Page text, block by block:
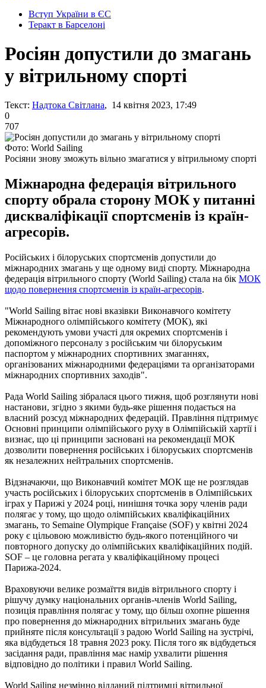
Вступ України в ЄС
Теракт в Барселоні
Росіян допустили до змагань
у вітрильному спорті
Текст: Надтока Світлана, 14 квітня 2023, 17:49
0
707
Фото: World Sailing
Росіяни знову зможуть вільно змагатися у вітрильному спорті
Міжнародна федерація вітрильного
спорту обрала сторону МОК у питанні
дискваліфікації спортсменів із країн-
агресорів.
Російських і білоруських спортсменів допустили до
міжнародних змагань у ще одному виді спорту. Міжнародна
федерація вітрильного спорту (World Sailing) стала на бік МОК
щодо повернення спортсменів із країн-агресорів.
"World Sailing вітає нові вказівки Виконавчого комітету
Міжнародного олімпійського комітету (МОК), які
рекомендують умови участі для окремих спортсменів і
допоміжного персоналу з російським чи білоруським
паспортом у міжнародних спортивних змаганнях,
організованих міжнародними федераціями та організаторами
міжнародних спортивних заходів".
Рада World Sailing зібралася цього тижня, щоб розглянути нові
настанови, згідно з якими будь-яке рішення подається на
власний розсуд міжнародних федерацій. Правління підтримує
Основні принципи олімпійського руху в Олімпійській хартії і
визнає, що ці принципи засновані на рекомендації МОК
дозволити повернення російських і білоруських спортсменів
як незалежних нейтральних спортсменів.
Відзначаючи, що Виконавчий комітет МОК ще не розглядав
участь російських і білоруських спортсменів в Олімпійських
іграх у Парижі у 2024 році, нинішня точка зору членів ради
полягає у тому, що щодо олімпійських кваліфікаційних
змагань, то Semaine Olympique Française (SOF) у квітні 2024
року є цільовою можливістю будь-якого потенційного чи
повторного допуску до олімпійських кваліфікаційних подій.
SOF – це головна регата у кваліфікаційному процесі
Парижа-2024.
Враховуючи велике розмаїття видів вітрильного спорту і
рішучу думку національних органів-членів World Sailing,
позиція правління полягає у тому, що більш охопне рішення
про повернення до міжнародних вітрильних змагань буде
прийняте після консультації з радою World Sailing на зустрічі,
яка відбудеться 18 травня 2023 року. Після того як відбудеться
засідання ради, правління має намір ухвалити рішення
відповідно до політики і правил World Sailing.
World Sailing незмінно відданий підтримці вітрильної